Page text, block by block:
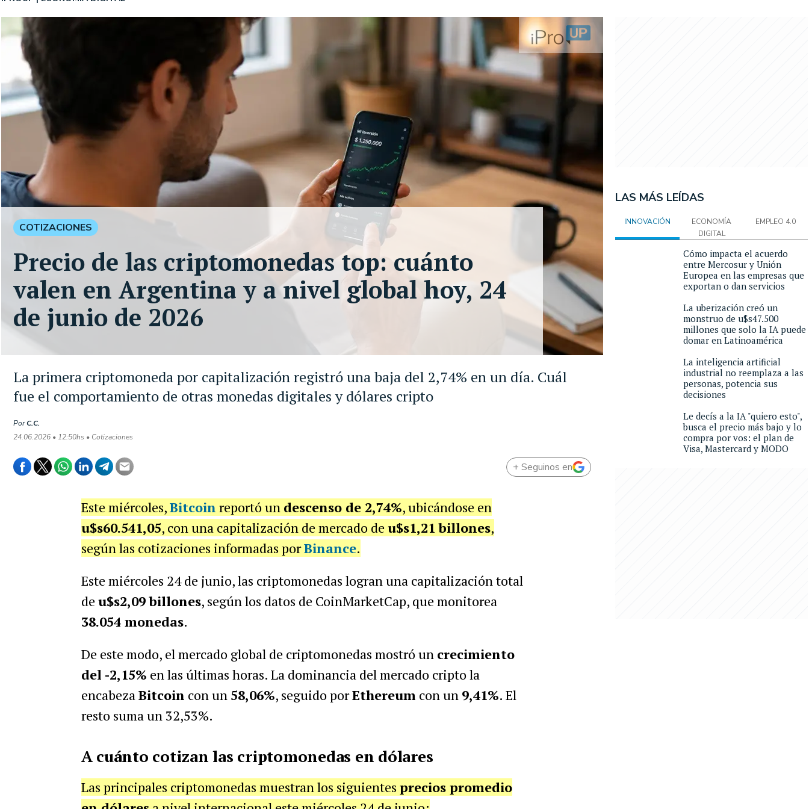
La primera criptomoneda por capitalización registró una baja del 2,74% en un día. Cuál
fue el comportamiento de otras monedas digitales y dólares cripto
PorC.C.
24.06.2026 • 12:50hs • Cotizaciones
COTIZACIONES
Precio de las criptomonedas top: cuánto
valen en Argentina y a nivel global hoy, 24
de junio de 2026
+ Seguinos en
Este miércoles,Bitcoin reportó un descenso de 2,74%, ubicándose en
u$s60.541,05, con una capitalización de mercado de u$s1,21 billones,
según las cotizaciones informadas porBinance.
Este miércoles 24 de junio, las criptomonedas logran una capitalización total
de u$s2,09 billones, según los datos de CoinMarketCap, que monitorea
38.054 monedas.
De este modo, el mercado global de criptomonedas mostró un crecimiento
del -2,15% en las últimas horas. La dominancia del mercado cripto la
encabezaBitcoin con un 58,06%, seguido porEthereum con un 9,41%. El
resto suma un 32,53%.
A cuánto cotizan las criptomonedas en dólares
Las principales criptomonedas muestran los siguientes precios promedio
LAS MÁS LEÍDAS
INNOVACIÓN
ECONOMÍA
DIGITAL
EMPLEO 4.0
Cómo impacta el acuerdo
entre Mercosur y Unión
Europea en las empresas que
exportan o dan servicios
La uberización creó un
monstruo de u$s47.500
millones que solo la IA puede
domar en Latinoamérica
La inteligencia artificial
industrial no reemplaza a las
personas, potencia sus
decisiones
Le decís a la IA "quiero esto",
busca el precio más bajo y lo
compra por vos: el plan de
Visa, Mastercard y MODO